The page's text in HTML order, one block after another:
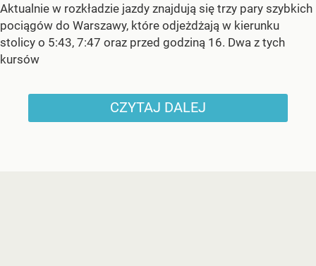
Aktualnie w rozkładzie jazdy znajdują się trzy pary szybkich
pociągów do Warszawy, które odjeżdżają w kierunku
stolicy o 5:43, 7:47 oraz przed godziną 16. Dwa z tych
kursów
CZYTAJ DALEJ